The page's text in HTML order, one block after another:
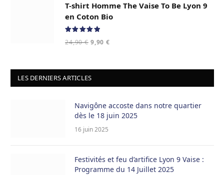
T-shirt Homme The Vaise To Be Lyon 9
en Coton Bio
sur 5
24,90€ 9,90€
LES DERNIERS ARTICLES
Navigône accoste dans notre quartier
dès le 18 juin 2025
16 juin 2025
Festivités et feu d’artifice Lyon 9 Vaise :
Programme du 14 Juillet 2025